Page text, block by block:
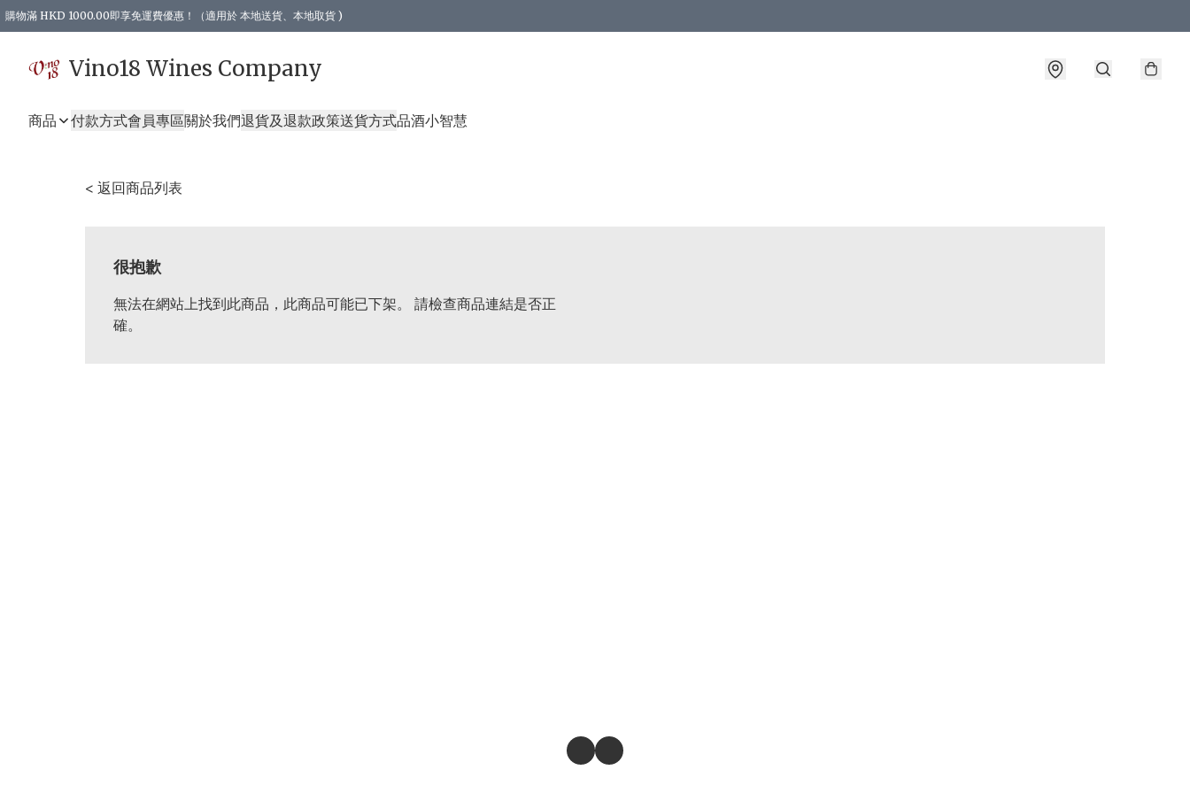
購物滿 HKD 1000.00即享免運費優惠！（適用於 本地送貨、本地取貨 )
Vino18 Wines Company
商品 付款方式會員專區關於我們退貨及退款政策送貨方式品酒小智慧
< 返回商品列表
很抱歉
無法在網站上找到此商品，此商品可能已下架。 請檢查商品連結是否正
確。